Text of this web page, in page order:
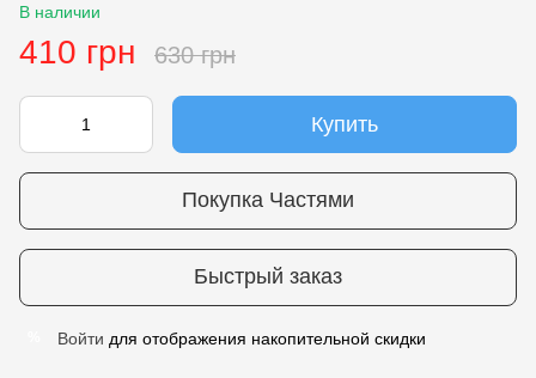
В наличии
410 грн 630 грн
Купить
Покупка Частями
Быстрый заказ
Войти для отображения накопительной скидки